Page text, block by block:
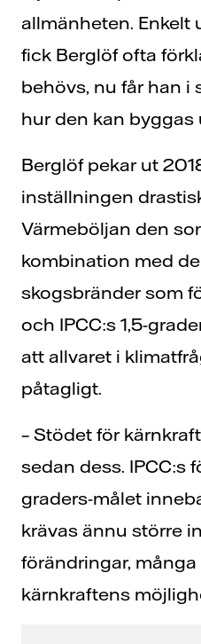
allmänheten. Enkelt
fick Berglöf ofta
behövs, nu får han i
hur den kan byggas
Berglöf pekar ut
inställningen
Värmeböljan den
kombination med
skogsbränder som
och IPCC:s 1,5-
att allvaret i
påtagligt.
– Stödet för
sedan dess. IPCC:s
graders-målet
krävas ännu större
förändringar,
kärnkraftens